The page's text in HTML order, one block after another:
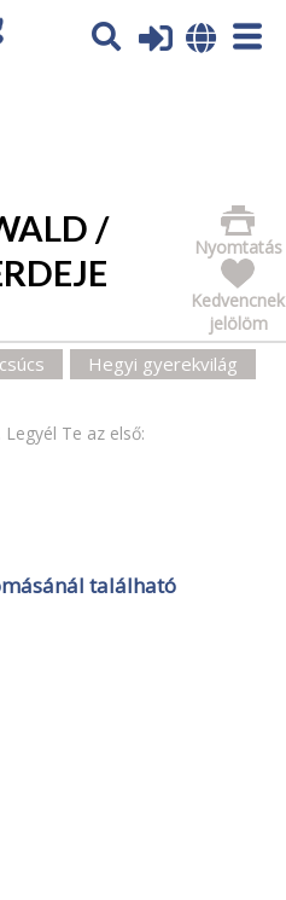
További tájékoztatás itt:
/
Nyomtatás
Kedvencnek
jelölöm
Hegyi gyerekvilág
Te az első:
található